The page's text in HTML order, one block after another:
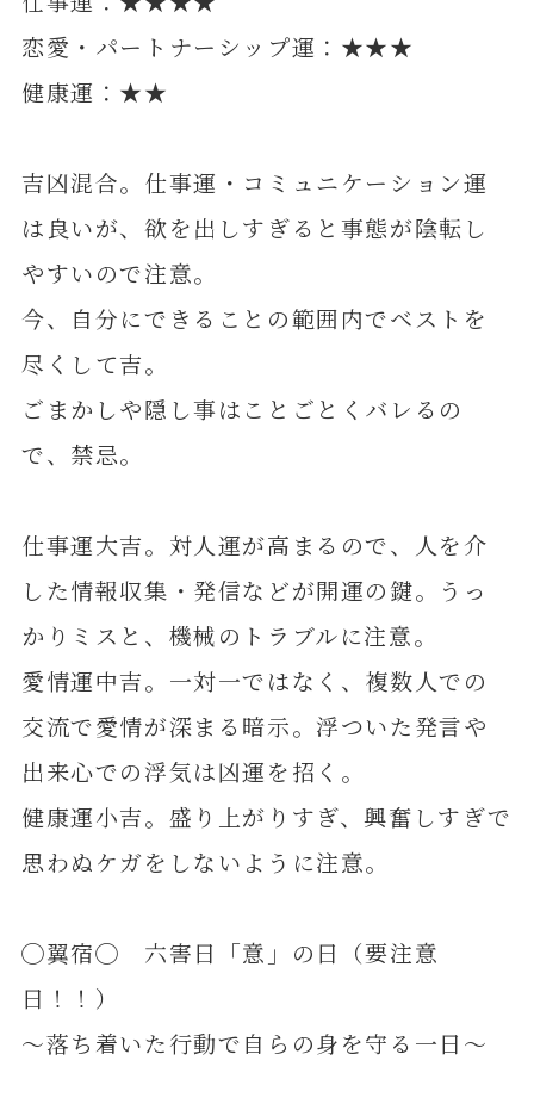
恋愛・パートナーシップ運：★★★
健康運：★★
吉凶混合。仕事運・コミュニケーション運
は良いが、欲を出しすぎると事態が陰転し
やすいので注意。
今、自分にできることの範囲内でベストを
尽くして吉。
ごまかしや隠し事はことごとくバレるの
で、禁忌。
仕事運大吉。対人運が高まるので、人を介
した情報収集・発信などが開運の鍵。うっ
かりミスと、機械のトラブルに注意。
愛情運中吉。一対一ではなく、複数人での
交流で愛情が深まる暗示。浮ついた発言や
出来心での浮気は凶運を招く。
健康運小吉。盛り上がりすぎ、興奮しすぎで
思わぬケガをしないように注意。
◯翼宿◯ 六害日「意」の日（要注意
日！！）
～落ち着いた行動で自らの身を守る一日～